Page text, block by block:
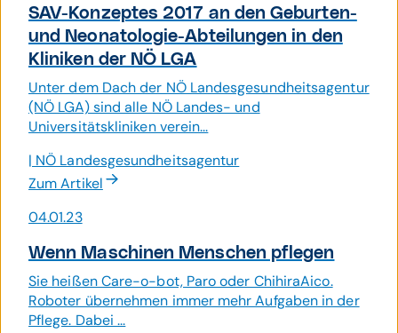
SAV-Kon­zeptes 2017 an den Geburten-
und Neo­nato­logie-Abtei­lungen in den
Kliniken der NÖ LGA
Unter dem Dach der NÖ Landesgesundheitsagentur
(NÖ LGA) sind alle NÖ Landes- und
Universitätskliniken verein...
| NÖ Landes­gesund­heits­agentur
Zum Artikel
04.01.23
Wenn Maschinen Menschen pflegen
Sie heißen Care-o-bot, Paro oder ChihiraAico.
Roboter übernehmen immer mehr Aufgaben in der
Pflege. Dabei ...